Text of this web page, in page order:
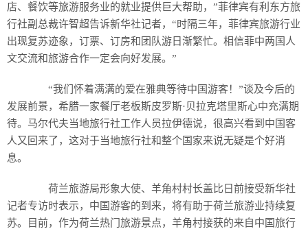
店、餐饮等旅游服务业的就业提供巨大帮助，”菲律宾有利东方旅
行社副总裁许智超告诉新华社记者，“时隔三年，菲律宾旅游行业
出现复苏迹象，订票、订房和团队游日渐繁忙。相信菲中两国人
文交流和旅游合作一定会向好发展。”
“我们怀着满满的爱在雅典等待中国游客！”谈及今后的
发展前景，希腊一家餐厅老板斯皮罗斯·贝拉克塔里斯心中充满期
待。马尔代夫当地旅行社工作人员拉伊德说，很高兴看到中国客
人又回来了，这对于当地旅行社和整个国家来说无疑是个好消
息。
荷兰旅游局形象大使、羊角村村长盖比日前接受新华社
记者专访时表示，中国游客的到来，将有助于荷兰旅游业持续复
苏。目前，作为荷兰热门旅游景点，羊角村接获的来自中国旅行